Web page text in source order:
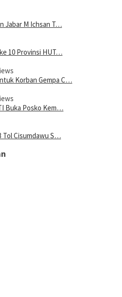
Jabar M Ichsan T…
10 Provinsi HUT…
Korban Gempa C…
Buka Posko Kem…
Tol Cisumdawu S…